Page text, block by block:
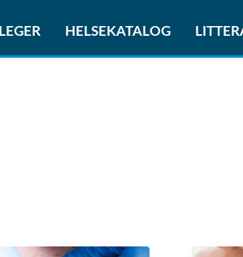
LEGER HELSEKATALOG